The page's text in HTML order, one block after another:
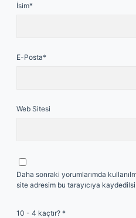
İsim*
E-Posta*
Web Sitesi
Daha sonraki yorumlarımda
site adresim bu tarayıcıya
10 - 4 kaçtır? *